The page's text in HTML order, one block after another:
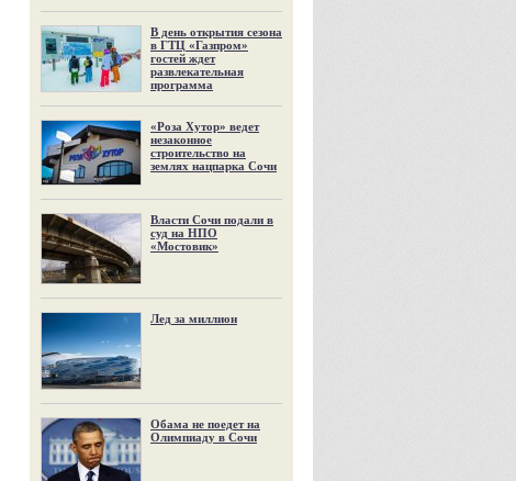
В день открытия сезона
в ГТЦ «Газпром»
гостей ждет
развлекательная
программа
«Роза Хутор» ведет
незаконное
строительство на
землях нацпарка Сочи
Власти Сочи подали в
суд на НПО
«Мостовик»
Лед за миллион
Обама не поедет на
Олимпиаду в Сочи